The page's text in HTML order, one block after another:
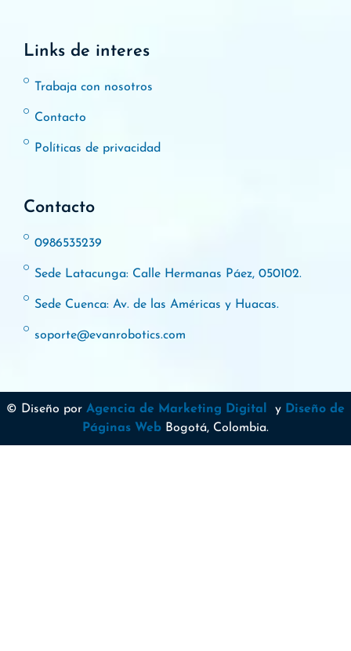
Links de interes
Trabaja con nosotros
Contacto
Políticas de privacidad
Contacto
0986535239
Sede Latacunga: Calle Hermanas Páez, 050102.
Sede Cuenca: Av. de las Américas y Huacas.
soporte@evanrobotics.com
© Diseño por Agencia de Marketing Digital y Diseño de
Páginas Web Bogotá, Colombia.